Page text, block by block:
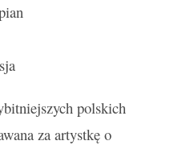
polskich
za artystkę o